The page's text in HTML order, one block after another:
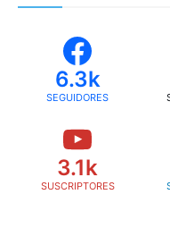
6.3k
SEGUIDORES
3.1k
SUSCRIPTORES